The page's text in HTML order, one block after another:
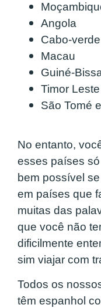
Angola
Cabo-verde
Macau
Guiné-
Timor Leste
São Tomé
No entanto,
esses países
bem possível
em países que
muitas das
que você não
dificilmente
sim viajar com
Todos os
têm espanhol